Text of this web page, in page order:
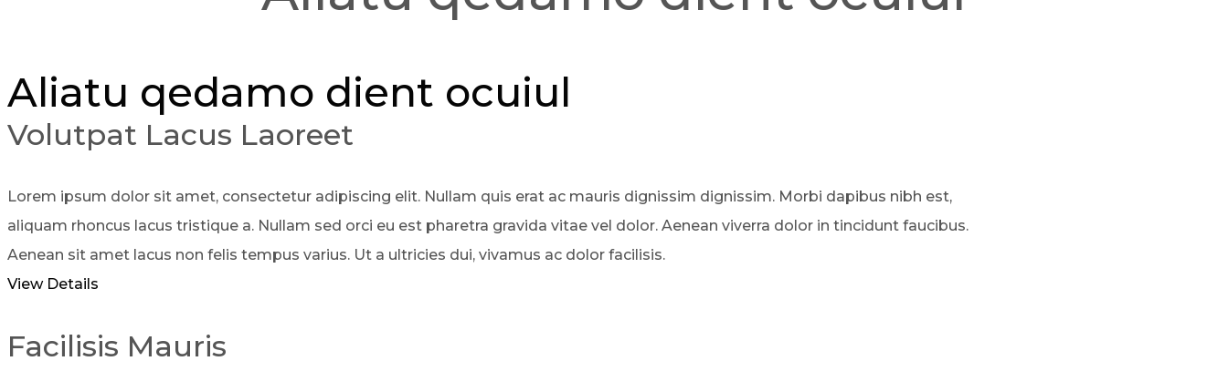
Aliatu qedamo dient ocuiul
Volutpat Lacus Laoreet
Lorem ipsum dolor sit amet, consectetur adipiscing elit. Nullam quis erat ac mauris dignissim dignissim. Morbi dapibus nibh est,
aliquam rhoncus lacus tristique a. Nullam sed orci eu est pharetra gravida vitae vel dolor. Aenean viverra dolor in tincidunt faucibus.
Aenean sit amet lacus non felis tempus varius. Ut a ultricies dui, vivamus ac dolor facilisis.
View Details
Facilisis Mauris